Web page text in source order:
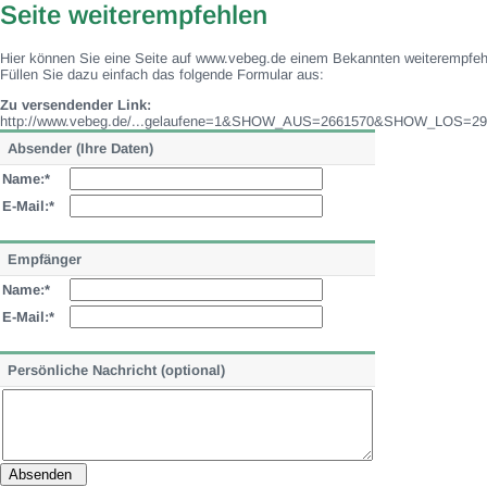
Seite weiterempfehlen
Hier können Sie eine Seite auf www.vebeg.de einem Bekannten
Füllen Sie dazu einfach das folgende Formular aus:
Zu versendender Link:
http://www.vebeg.de/...gelaufene=1&SHOW_AUS=2661570&SHOW_LOS=29
Absender (Ihre Daten)
Name:*
E-Mail:*
Empfänger
Name:*
E-Mail:*
Persönliche Nachricht (optional)